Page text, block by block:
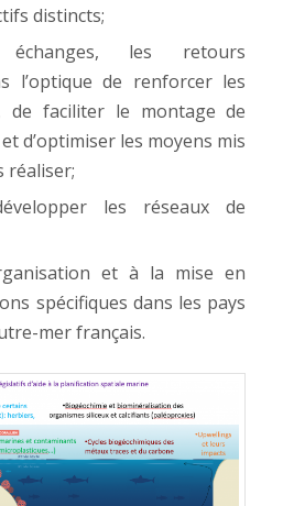
distincts;
les retours
l’optique de renforcer les
de faciliter le montage de
d’optimiser les moyens mis
réaliser;
les réseaux de
et à la mise en
spécifiques dans les pays
mer français.